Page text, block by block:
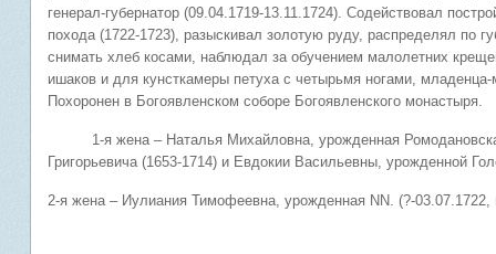
генерал-губернатор (09.04.1719-13.11.1724). Содействовал
похода (1722-1723), разыскивал золотую руду, распределял по
снимать хлеб косами, наблюдал за обучением малолетних
ишаков и для кунсткамеры петуха с четырьмя ногами,
Похоронен в Богоявленском соборе Богоявленского монастыря.
1-я жена – Наталья Михайловна, урожденная
Григорьевича (1653-1714) и Евдокии Васильевны, урожденной
2-я жена – Иулиания Тимофеевна, урожденная NN. (?-